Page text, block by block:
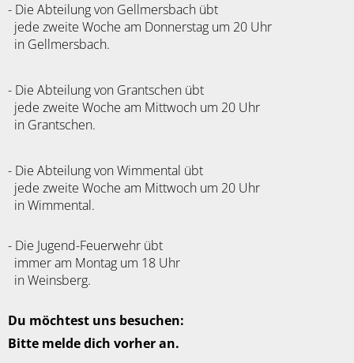
- Die Abteilung von Gellmersbach übt
jede zweite Woche am Donnerstag um 20 Uhr
in Gellmersbach.
- Die Abteilung von Grantschen übt
jede zweite Woche am Mittwoch um 20 Uhr
in Grantschen.
- Die Abteilung von Wimmental übt
jede zweite Woche am Mittwoch um 20 Uhr
in Wimmental.
- Die Jugend-Feuerwehr übt
immer am Montag um 18 Uhr
in Weinsberg.
Du möchtest uns besuchen:
Bitte melde dich vorher an.